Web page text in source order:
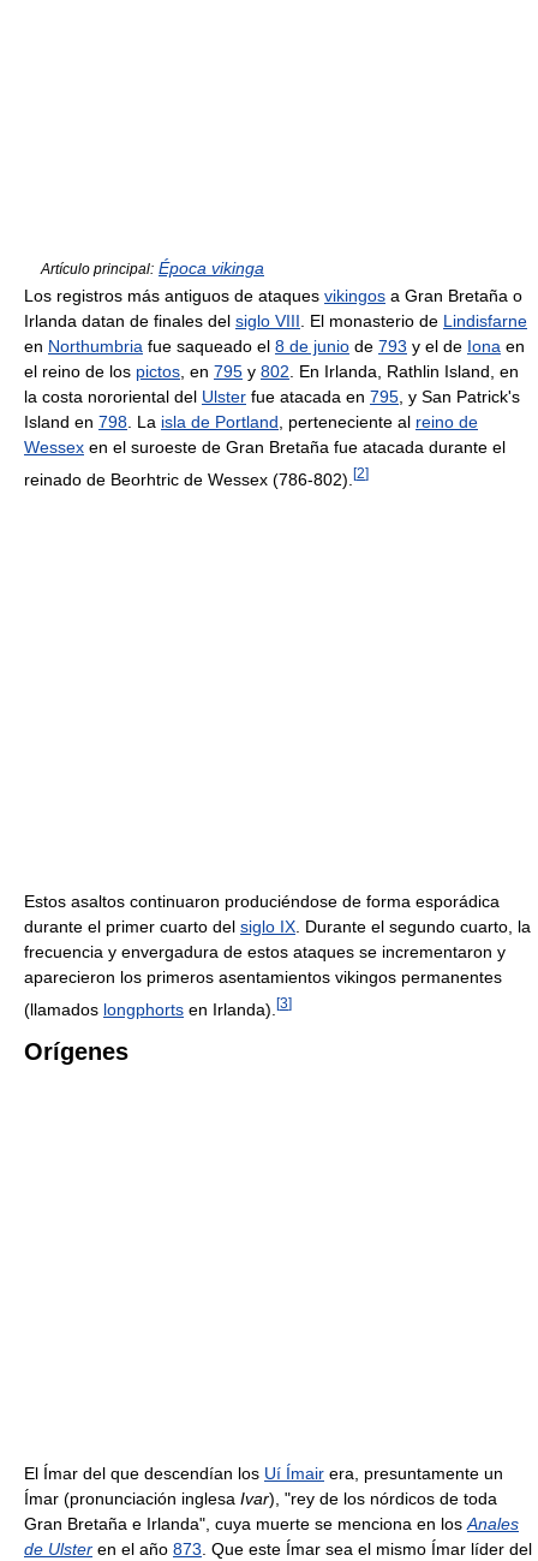
Artículo principal: Época vikinga
Los registros más antiguos de ataques vikingos a Gran Bretaña o
Irlanda datan de finales del siglo VIII . El monasterio de Lindisfarne
en Northumbria fue saqueado el 8 de junio de 793 y el de Iona en
el reino de los pictos , en 795 y 802 . En Irlanda, Rathlin Island, en
la costa nororiental del Ulster fue atacada en 795 , y San Patrick's
Island en 798 . La isla de Portland , perteneciente al reino de
Wessex en el suroeste de Gran Bretaña fue atacada durante el
reinado de Beorhtric de Wessex (786-802). [2]
Estos asaltos continuaron produciéndose de forma esporádica
durante el primer cuarto del siglo IX . Durante el segundo cuarto, la
frecuencia y envergadura de estos ataques se incrementaron y
aparecieron los primeros asentamientos vikingos permanentes
(llamados longphorts en Irlanda). [3]
Orígenes
El Ímar del que descendían los Uí Ímair era, presuntamente un
Ímar (pronunciación inglesa Ivar), "rey de los nórdicos de toda
Gran Bretaña e Irlanda", cuya muerte se menciona en losAnales
de Ulster en el año 873. Que este Ímar sea el mismo Ímar líder del